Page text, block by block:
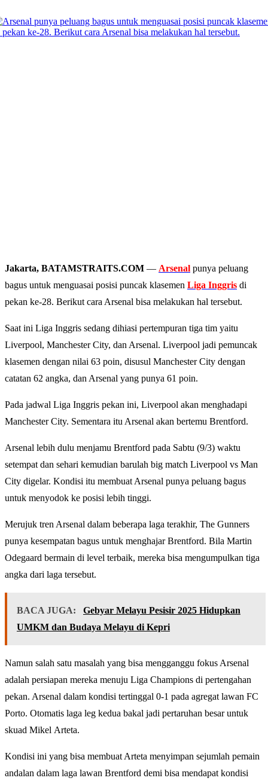
Jakarta, BATAMSTRAITS.COM — Arsenal punya peluang
bagus untuk menguasai posisi puncak klasemen Liga Inggris di
pekan ke-28. Berikut cara Arsenal bisa melakukan hal tersebut.
Saat ini Liga Inggris sedang dihiasi pertempuran tiga tim yaitu
Liverpool, Manchester City, dan Arsenal. Liverpool jadi pemuncak
klasemen dengan nilai 63 poin, disusul Manchester City dengan
catatan 62 angka, dan Arsenal yang punya 61 poin.
Pada jadwal Liga Inggris pekan ini, Liverpool akan menghadapi
Manchester City. Sementara itu Arsenal akan bertemu Brentford.
Arsenal lebih dulu menjamu Brentford pada Sabtu (9/3) waktu
setempat dan sehari kemudian barulah big match Liverpool vs Man
City digelar. Kondisi itu membuat Arsenal punya peluang bagus
untuk menyodok ke posisi lebih tinggi.
Merujuk tren Arsenal dalam beberapa laga terakhir, The Gunners
punya kesempatan bagus untuk menghajar Brentford. Bila Martin
Odegaard bermain di level terbaik, mereka bisa mengumpulkan tiga
angka dari laga tersebut.
BACA JUGA:
Gebyar Melayu Pesisir 2025 Hidupkan
UMKM dan Budaya Melayu di Kepri
Namun salah satu masalah yang bisa mengganggu fokus Arsenal
adalah persiapan mereka menuju Liga Champions di pertengahan
pekan. Arsenal dalam kondisi tertinggal 0-1 pada agregat lawan FC
Porto. Otomatis laga leg kedua bakal jadi pertaruhan besar untuk
skuad Mikel Arteta.
Kondisi ini yang bisa membuat Arteta menyimpan sejumlah pemain
andalan dalam laga lawan Brentford demi bisa mendapat kondisi